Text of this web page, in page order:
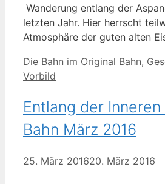
Wanderung entlang der
letzten Jahr. Hier herrscht
Atmosphäre der guten alten
Kategorien
Die Bahn im Original Bahn,
Vorbild
Entlang der Inneren
Bahn März 2016
25. März 201620. März 2016